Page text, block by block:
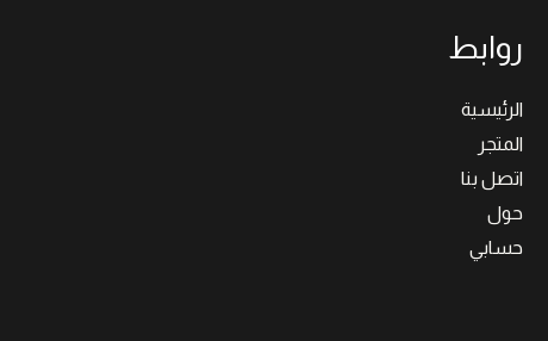
روابط
الرئيسية
المتجر
اتصل بنا
حول
حسابي